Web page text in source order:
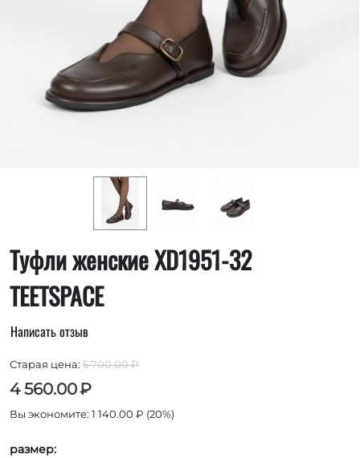
Туфли женские XD1951-32
TEETSPACE
Написать отзыв
Старая цена: 5 700.00₽
4 560.00₽
Вы экономите: 1 140.00 ₽ (20%)
размер: